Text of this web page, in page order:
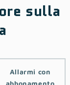
sulla
Allarmi con